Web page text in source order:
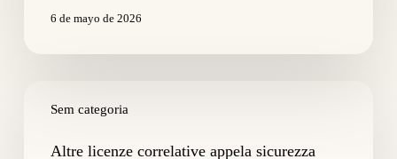
6 de mayo de 2026
Sem categoria
licenze
appelaAltre licenze correlative appela sicurezza